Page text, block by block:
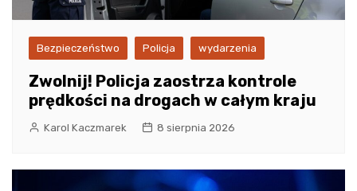
Bezpieczeństwo Policja wydarzenia
Zwolnij! Policja zaostrza kontrole
prędkości na drogach w całym kraju
Karol Kaczmarek 8 sierpnia 2026